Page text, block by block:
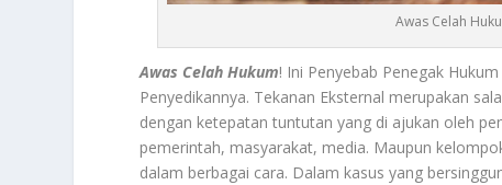
Awas Celah
Awas Celah Hukum! Ini Penyebab Penegak
Penyedikannya. Tekanan Eksternal merupakan
dengan ketepatan tuntutan yang di ajukan oleh
pemerintah, masyarakat, media. Maupun
dalam berbagai cara. Dalam kasus yang